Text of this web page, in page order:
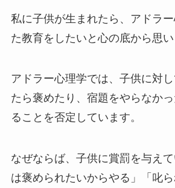
私に子供が生まれたら、アドラ
た教育をしたいと心の底から思い
アドラー心理学では、子供に対
たら褒めたり、宿題をやらなか
ることを否定しています。
なぜならば、子供に賞罰を与え
は褒められたいからやる」「叱